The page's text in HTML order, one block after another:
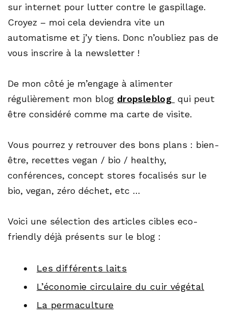
sur internet pour lutter contre le gaspillage.
Croyez – moi cela deviendra vite un
automatisme et j’y tiens. Donc n’oubliez pas de
vous inscrire à la newsletter !
De mon côté je m’engage à alimenter
régulièrement mon blog dropsleblog qui peut
être considéré comme ma carte de visite.
Vous pourrez y retrouver des bons plans : bien-
être, recettes vegan / bio / healthy,
conférences, concept stores focalisés sur le
bio, vegan, zéro déchet, etc …
Voici une sélection des articles cibles eco-
friendly déjà présents sur le blog :
Les différents laits
L’économie circulaire du cuir végétal
La permaculture